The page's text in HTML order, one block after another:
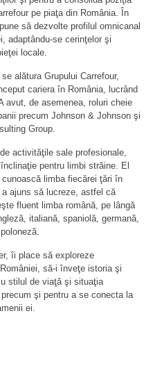
pe piaţa din România. În
să dezvolte profilul omnicanal
adaptându-se cerinţelor şi
locale.
se alătura Grupului Carrefour,
cariera în România, lucrând
avut, de asemenea, roluri cheie
precum Johnson & Johnson şi
Group.
activităţile sale profesionale,
pentru limbi străine. El
limba fiecărei ţări în
ajuns să lucreze, astfel că
fluent limba română, pe lângă
italiană, spaniolă, germană,
îi place să exploreze
să-i înveţe istoria şi
stilul de viaţă şi situaţia
şi pentru a se conecta la
ei.